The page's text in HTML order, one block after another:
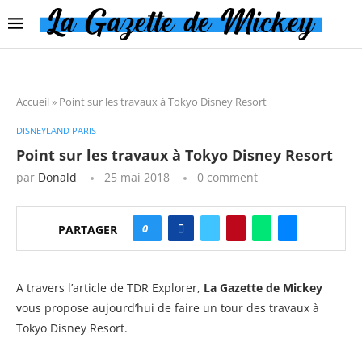
Accueil » Point sur les travaux à Tokyo Disney Resort
DISNEYLAND PARIS
Point sur les travaux à Tokyo Disney Resort
par Donald 25 mai 2018 0 comment
PARTAGER 0
A travers l’article de TDR Explorer, La Gazette de Mickey
vous propose aujourd’hui de faire un tour des travaux à
Tokyo Disney Resort.